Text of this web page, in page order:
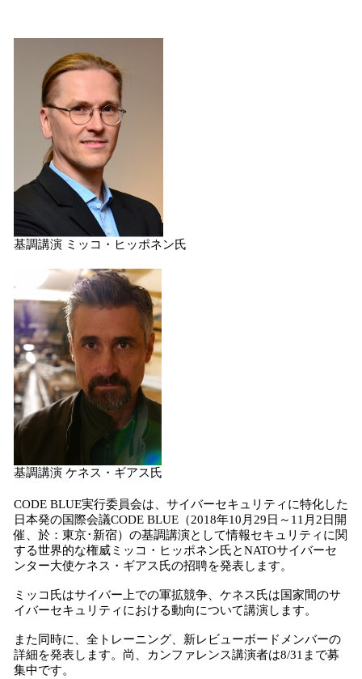
基調講演 ミッコ・ヒッポネン氏
基調講演 ケネス・ギアス氏
CODE BLUE実行委員会は、サイバーセキュリティに特化した
日本発の国際会議CODE BLUE（2018年10月29日～11月2日開
催、於：東京･新宿）の基調講演として情報セキュリティに関
する世界的な権威ミッコ・ヒッポネン氏とNATOサイバーセ
ンター大使ケネス・ギアス氏の招聘を発表します。
ミッコ氏はサイバー上での軍拡競争、ケネス氏は国家間のサ
イバーセキュリティにおける動向について講演します。
また同時に、全トレーニング、新レビューボードメンバーの
詳細を発表します。尚、カンファレンス講演者は8/31まで募
集中です。